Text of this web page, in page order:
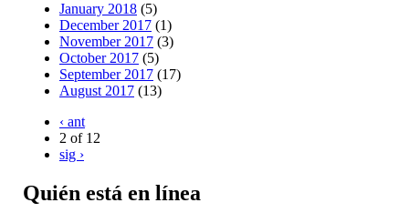
January 2018 (5)
December 2017 (1)
November 2017 (3)
October 2017 (5)
September 2017 (17)
August 2017 (13)
‹ ant
2 of 12
sig ›
Quién está en línea